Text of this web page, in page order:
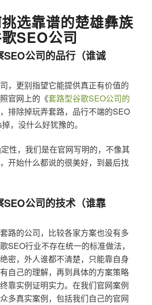
选靠谱的楚雄彝族
SEO公司
公司的品行（谁诚
，更别指望它能提供真正有价值的
官网上的《套路型谷歌SEO公司的
排除掉玩弄套路，品行不端的SEO
，没什么好犹豫的。
性，我们是在官网写明的，不像其
开始什么都说的很美好，到最后找
公司的技术（谁靠
路的公司，比较各家方案也没有多
SEO行业不存在统一的标准做法，
密，外人谁都不清楚，只能靠自身
自己的理解，再到具体的方案策略
靠实例证明实力。在我们官网案例
多真实案例，包括我们自己的官网